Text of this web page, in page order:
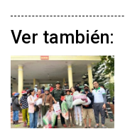
Ver también: